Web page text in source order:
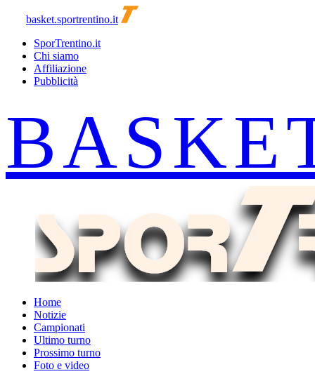
basket.sportrentino.it
SporTrentino.it
Chi siamo
Affiliazione
Pubblicità
Home
Notizie
Campionati
Ultimo turno
Prossimo turno
Foto e video